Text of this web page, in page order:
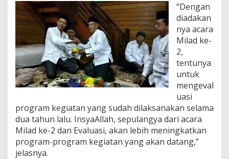
“Dengan
diadakan
nya acara
Milad ke-
2,
tentunya
untuk
mengeval
uasi
program kegiatan yang sudah dilaksanakan selama
dua tahun lalu. InsyaAllah, sepulangya dari acara
Milad ke-2 dan Evaluasi, akan lebih meningkatkan
program-program kegiatan yang akan datang,”
jelasnya.